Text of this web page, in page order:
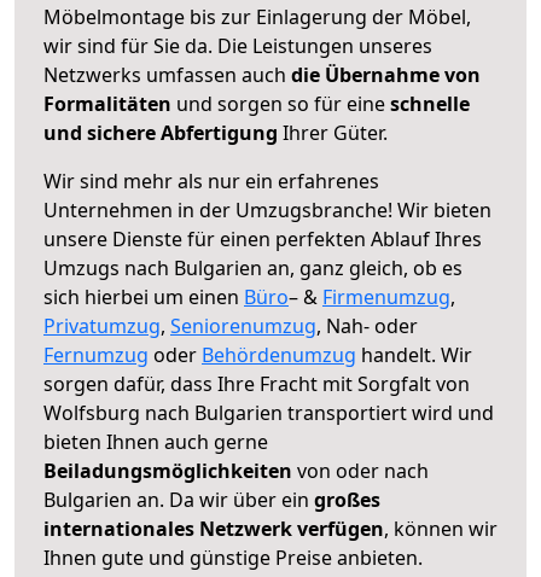
Möbelmontage bis zur Einlagerung der Möbel,
wir sind für Sie da. Die Leistungen unseres
Netzwerks umfassen auch die Übernahme von
Formalitäten und sorgen so für eineschnelle
und sichere Abfertigung Ihrer Güter.
Wir sind mehr als nur ein erfahrenes
Unternehmen in der Umzugsbranche! Wir bieten
unsere Dienste für einen perfekten Ablauf Ihres
Umzugs nach Bulgarien an, ganz gleich, ob es
sich hierbei um einen Büro– & Firmenumzug,
Privatumzug, Seniorenumzug, Nah- oder
Fernumzug oder Behördenumzug handelt. Wir
sorgen dafür, dass Ihre Fracht mit Sorgfalt von
Wolfsburg nach Bulgarien transportiert wird und
bieten Ihnen auch gerne
Beiladungsmöglichkeiten von oder nach
Bulgarien an. Da wir über ein großes
internationales Netzwerk verfügen, können wir
Ihnen gute und günstige Preise anbieten.